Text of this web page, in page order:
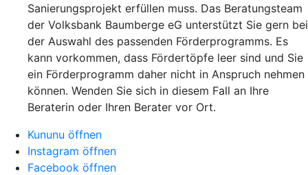
Sanierungsprojekt erfüllen muss. Das Beratungsteam
der Volksbank Baumberge eG unterstützt Sie gern bei
der Auswahl des passenden Förderprogramms. Es
kann vorkommen, dass Fördertöpfe leer sind und Sie
ein Förderprogramm daher nicht in Anspruch nehmen
können. Wenden Sie sich in diesem Fall an Ihre
Beraterin oder Ihren Berater vor Ort.
Kununu öffnen
Instagram öffnen
Facebook öffnen